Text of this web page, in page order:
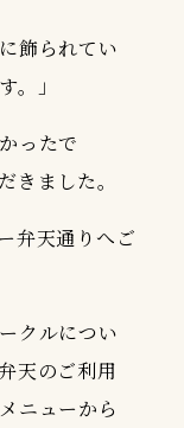
飾られてい
。」
ったで
ました。
弁天通りへご
クルについ
天のご利用
ニューから